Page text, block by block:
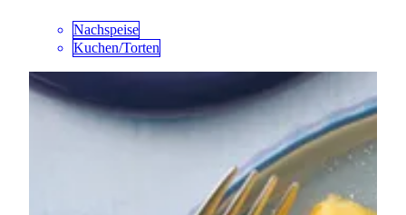
Nachspeise
Kuchen/Torten